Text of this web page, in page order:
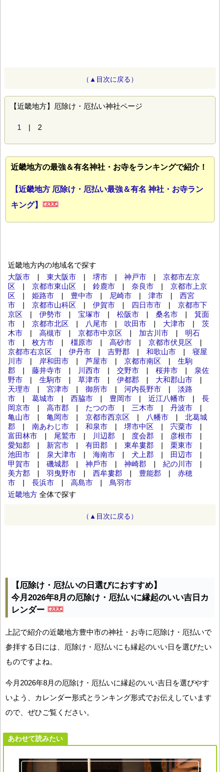
（▲目次に戻る）
【近畿地方】厄除け・厄払い神社ページ
1 | 2
近畿地方の最強＆有名神社・お寺をランキングで紹介！
【近畿地方 厄除け・厄払い最強＆有名 神社・お寺ラン
キング】
近畿地方内の地域名で探す
大阪市 | 東大阪市 | 堺市 | 神戸市 | 京都市左京
区 | 京都市東山区 | 鈴鹿市 | 奈良市 | 京都市上京
区 | 姫路市 | 豊中市 | 尼崎市 | 津市 | 西宮
市 | 京都市山科区 | 伊賀市 | 四日市市 | 京都市下
京区 | 伊勢市 | 宝塚市 | 松阪市 | 桑名市 | 箕面
市 | 京都市北区 | 八尾市 | 吹田市 | 大津市 | 茨
木市 | 高槻市 | 京都市中京区 | 加古川市 | 明石
市 | 枚方市 | 橿原市 | 高砂市 | 京都市伏見区 |
京都市右京区 | 伊丹市 | 吉野郡 | 和歌山市 | 寝屋
川市 | 岸和田市 | 芦屋市 | 京都市南区 | 生駒
郡 | 藤井寺市 | 川西市 | 交野市 | 桜井市 | 泉佐
野市 | 生駒市 | 草津市 | 伊都郡 | 大和郡山市 |
天理市 | 宮津市 | 御所市 | 河内長野市 | 淡路
市 | 葛城市 | 西脇市 | 豊岡市 | 近江八幡市 | 長
岡京市 | 高市郡 | たつの市 | 三木市 | 丹波市 |
亀山市 | 亀岡市 | 京都市西京区 | 八幡市 | 北葛城
郡 | 南あわじ市 | 和泉市 | 堺市中区 | 宍粟市 |
富田林市 | 尾鷲市 | 川辺郡 | 度会郡 | 彦根市 |
愛知郡 | 新宮市 | 有田郡 | 東牟婁郡 | 栗東市 |
池田市 | 泉大津市 | 海南市 | 犬上郡 | 田辺市 |
甲賀市 | 磯城郡 | 神⼾市 | 神崎郡 | 紀の川市 |
美方郡 | 羽曳野市 | 西牟婁郡 | 豊能郡 | 赤穂
市 | 長浜市 | 高島市 | 鳥羽市
近畿地方 全体で探す
（▲目次に戻る）
【厄除け・厄払いの日選びにおすすめ】
今月2026年8月の厄除け・厄払いに縁起のいい吉日カ
レンダー
上記で紹介の近畿地方豊中市の神社・お寺に厄除け・厄払いで
参拝する日には、厄除け・厄払いにも縁起のいい日を選びたい
ものですよね。
今月2026年8月の厄除け・厄払いに縁起のいい吉日を選びやす
いよう、カレンダー形式とランキング形式でお伝えしています
ので、ぜひご覧ください。
あわせて読みたい